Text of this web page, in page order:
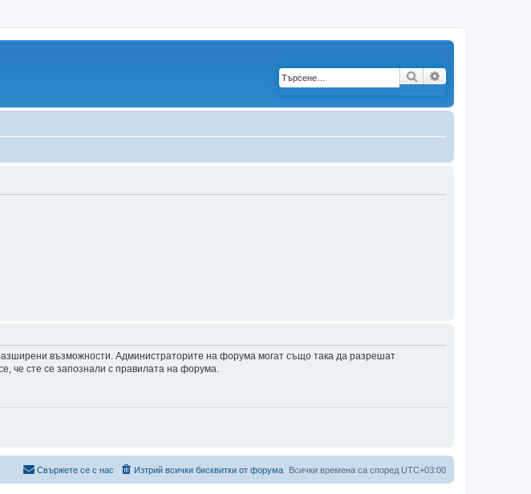
Търсене
възможности. Администраторите на форума могат също така да разрешат
че сте се запознали с правилата на форума.
Всички времена са според UTC+03:00
Изтрий всички бисквитки от форума
Свържете се с нас